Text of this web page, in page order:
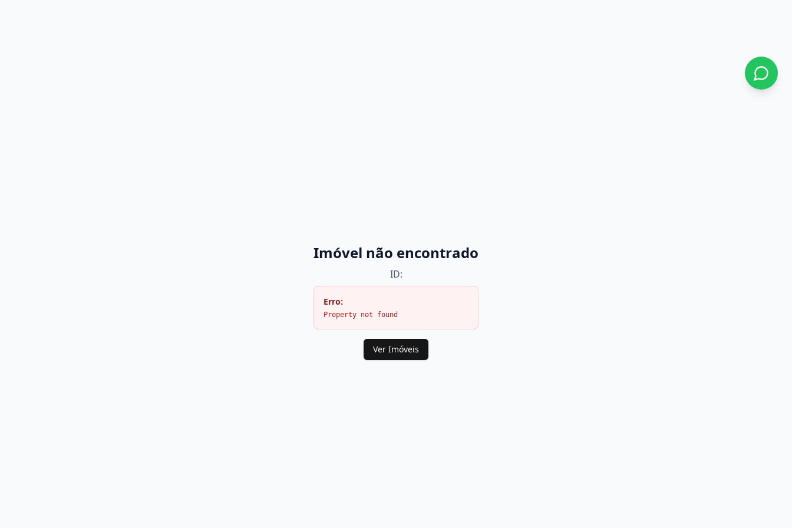
Imóvel não encontrado
ID:
Erro:
Property not found
Ver Imóveis